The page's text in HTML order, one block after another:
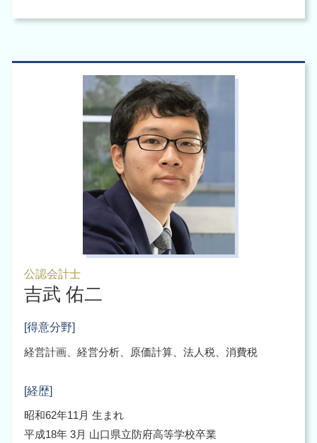
公認会計士
吉武 佑二
[得意分野]
経営計画、経営分析、原価計算、法人税、消費税
[経歴]
昭和62年11月 生まれ
平成18年 3月 山口県立防府高等学校卒業